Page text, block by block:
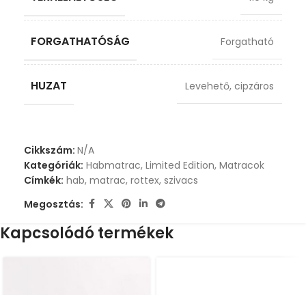
FORGATHATÓSÁG Forgatható
HUZAT Levehető, cipzáros
Cikkszám: N/A
Kategóriák: Habmatrac, Limited Edition, Matracok
Címkék: hab, matrac, rottex, szivacs
Megosztás:
Kapcsolódó termékek